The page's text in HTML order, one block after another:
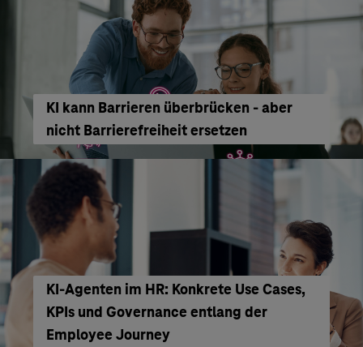
KI kann Barrieren überbrücken - aber
nicht Barrierefreiheit ersetzen
KI‑Agenten im HR: Konkrete Use Cases,
KPIs und Governance entlang der
Employee Journey